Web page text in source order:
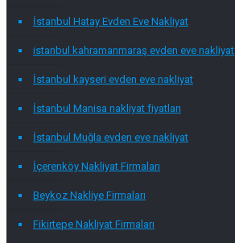
İstanbul Hatay Evden Eve Nakliyat
istanbul kahramanmaraş evden eve nakliyat
İstanbul kayseri evden eve nakliyat
İstanbul Manisa nakliyat fiyatları
İstanbul Muğla evden eve nakliyat
İçerenköy Nakliyat Firmaları
Beykoz Nakliye Firmaları
Fikirtepe Nakliyat Firmaları